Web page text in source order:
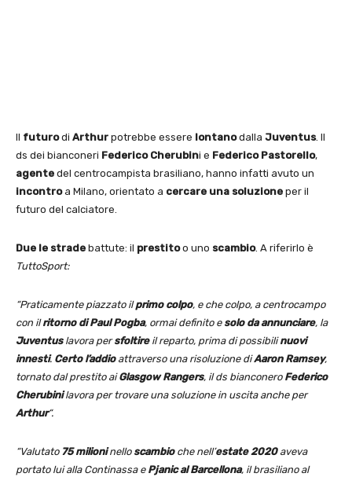
Il futurodi Arthur potrebbe essere lontanodalla Juventus. Il
ds dei bianconeri Federico Cherubini e Federico Pastorello,
agente del centrocampista brasiliano, hanno infatti avuto un
incontroa Milano, orientato a cercare una soluzione per il
futuro del calciatore.
Due le strade battute: il prestitoo uno scambio. A riferirlo è
TuttoSport:
“Praticamente piazzato ilprimo colpo, e che colpo, a centrocampo
con ilritorno di Paul Pogba, ormai definito e solo da annunciare, la
Juventuslavora persfoltireil reparto, prima di possibilinuovi
innesti. Certo l’addioattraverso una risoluzione diAaron Ramsey,
tornato dal prestito aiGlasgow Rangers, il ds bianconero Federico
Cherubinilavora per trovare una soluzione in uscita anche per
Arthur“.
“Valutato 75 milioninello scambioche nell’estate 2020aveva
portato lui alla Continassa e Pjanic al Barcellona, il brasiliano al